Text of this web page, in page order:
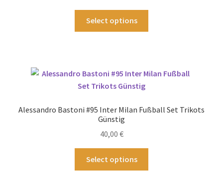
gewählt
Select options
auf.
können
Produktseite
Alessandro Bastoni #95 Inter Milan Fußball Set Trikots
Günstig
40,00 €
Select options